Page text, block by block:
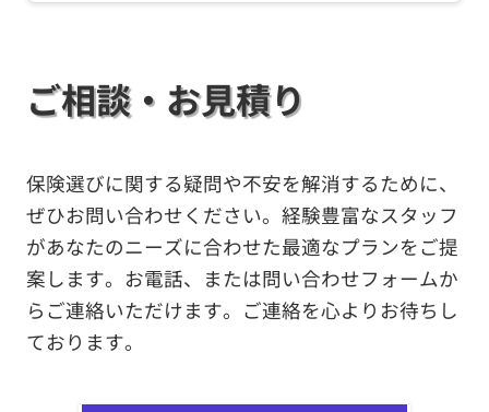
ご相談・お見積り
保険選びに関する疑問や不安を解消するために、
ぜひお問い合わせください。経験豊富なスタッフ
があなたのニーズに合わせた最適なプランをご提
案します。お電話、または問い合わせフォームか
らご連絡いただけます。ご連絡を心よりお待ちし
ております。